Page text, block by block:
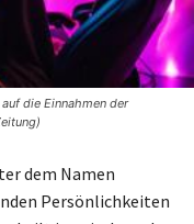
die Einnahmen der
dem Namen
Persönlichkeiten